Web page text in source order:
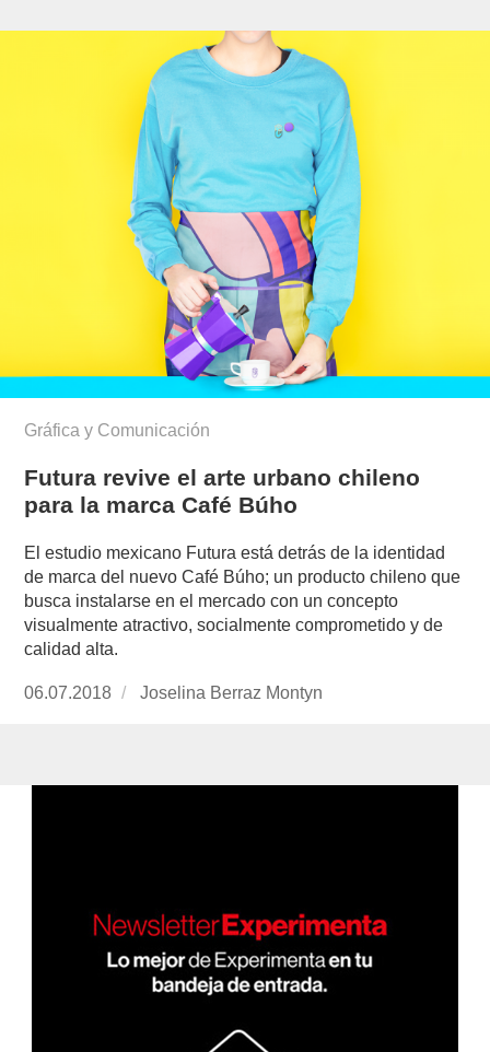
Gráfica y Comunicación
Futura revive el arte urbano chileno
para la marca Café Búho
El estudio mexicano Futura está detrás de la identidad
de marca del nuevo Café Búho; un producto chileno que
busca instalarse en el mercado con un concepto
visualmente atractivo, socialmente comprometido y de
calidad alta.
Publicado
06.07.2018
https://www.experimenta.es/author/joselina-
Joselina Berraz Montyn